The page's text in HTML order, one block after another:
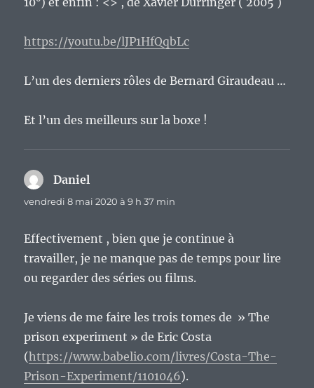
https://youtu.be/lJP1HfQqbLc
L’un des derniers rôles de Bernard Giraudeau …
Et l’un des meilleurs sur la boxe !
Daniel
vendredi 8 mai 2020 à 9 h 37 min
Effectivement , bien que je continue à
travailler, je ne manque pas de temps pour lire
ou regarder des séries ou films.
Je viens de me faire les trois tomes de » The
prison experiment » de Eric Costa
(https://www.babelio.com/livres/Costa-The-
Prison-Experiment/1101046).